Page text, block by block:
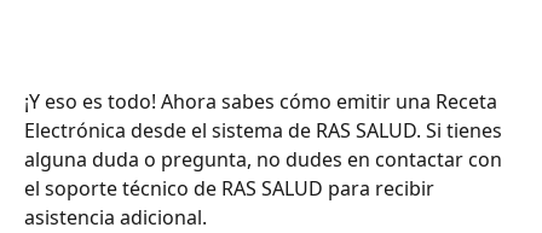
¡Y eso es todo! Ahora sabes cómo emitir una Receta
Electrónica desde el sistema de RAS SALUD. Si tienes
alguna duda o pregunta, no dudes en contactar con
el soporte técnico de RAS SALUD para recibir
asistencia adicional.